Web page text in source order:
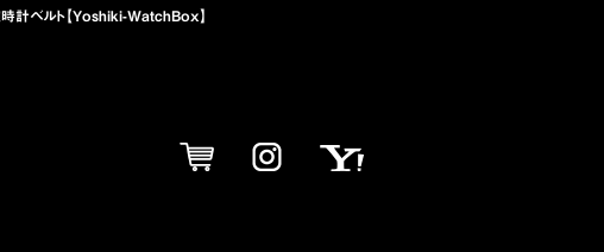
時計ベルト【Yoshiki-WatchBox】